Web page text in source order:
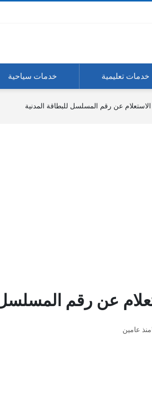
خدمات تعليمية خدمات سياحية
الاستعلام عن رقم المسلسل للبطاقة المدنية
عن رقم المسلسل
منذ عامين